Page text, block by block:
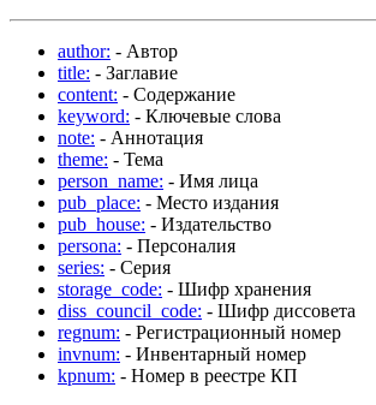
author: - Автор
title: - Заглавие
content: - Содержание
keyword: - Ключевые слова
note: - Аннотация
theme: - Тема
person_name: - Имя лица
pub_place: - Место издания
pub_house: - Издательство
persona: - Персоналия
series: - Серия
storage_code: - Шифр хранения
diss_council_code: - Шифр диссовета
regnum: - Регистрационный номер
invnum: - Инвентарный номер
kpnum: - Номер в реестре КП